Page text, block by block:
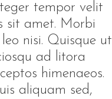
tempor velit
sit amet. Morbi
nisi. Quisque ut
ad litora
himenaeos.
aliquam sed,